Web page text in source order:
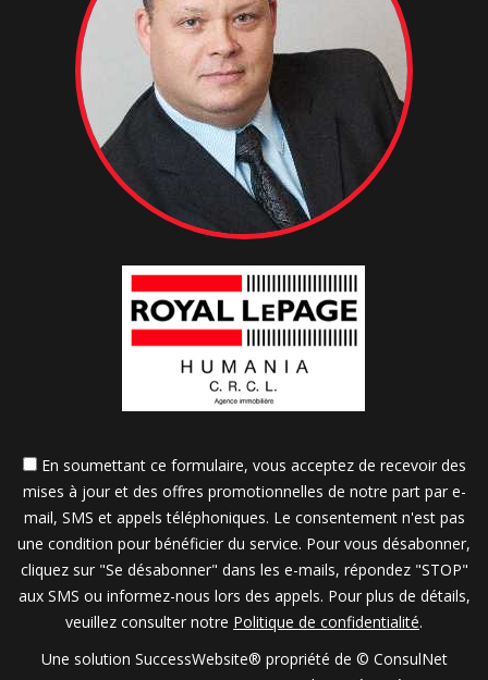
En soumettant ce formulaire, vous acceptez de recevoir des
mises à jour et des offres promotionnelles de notre part par e-
mail, SMS et appels téléphoniques. Le consentement n'est pas
une condition pour bénéficier du service. Pour vous désabonner,
cliquez sur "Se désabonner" dans les e-mails, répondez "STOP"
aux SMS ou informez-nous lors des appels. Pour plus de détails,
veuillez consulter notre Politique de confidentialité.
Une solution SuccessWebsite® propriété de © ConsulNet